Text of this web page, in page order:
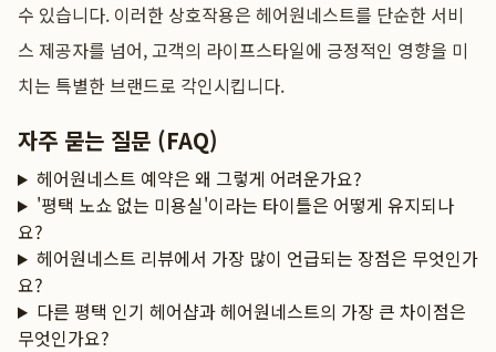
수 있습니다. 이러한 상호작용은 헤어원네스트를 단순한 서비
스 제공자를 넘어, 고객의 라이프스타일에 긍정적인 영향을 미
치는 특별한 브랜드로 각인시킵니다.
자주 묻는 질문 (FAQ)
헤어원네스트 예약은 왜 그렇게 어려운가요?
'평택 노쇼 없는 미용실'이라는 타이틀은 어떻게 유지되나
요?
헤어원네스트 리뷰에서 가장 많이 언급되는 장점은 무엇인가
요?
다른 평택 인기 헤어샵과 헤어원네스트의 가장 큰 차이점은
무엇인가요?